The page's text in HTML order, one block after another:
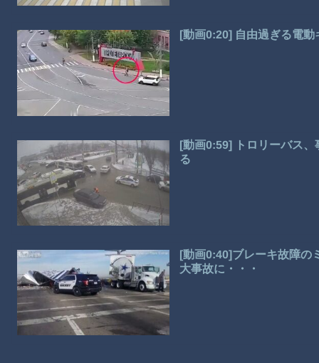
[動画0:20] 自由過ぎる電
[動画0:59] トロリーバス
る
[動画0:40]ブレーキ故障の
大事故に・・・